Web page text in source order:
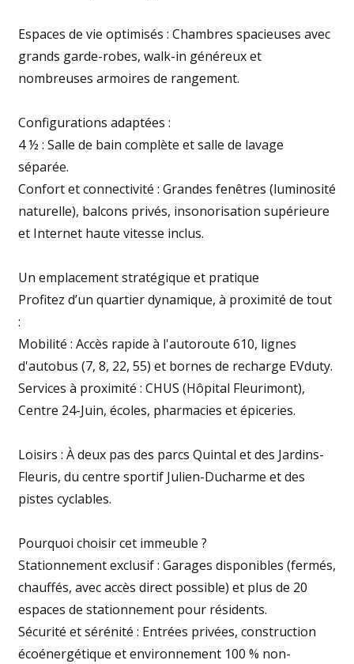
Espaces de vie optimisés : Chambres spacieuses avec
grands garde-robes, walk-in généreux et
nombreuses armoires de rangement.
Configurations adaptées :
4 ½ : Salle de bain complète et salle de lavage
séparée.
Confort et connectivité : Grandes fenêtres (luminosité
naturelle), balcons privés, insonorisation supérieure
et Internet haute vitesse inclus.
Un emplacement stratégique et pratique
Profitez d’un quartier dynamique, à proximité de tout
:
Mobilité : Accès rapide à l'autoroute 610, lignes
d'autobus (7, 8, 22, 55) et bornes de recharge EVduty.
Services à proximité : CHUS (Hôpital Fleurimont),
Centre 24-Juin, écoles, pharmacies et épiceries.
Loisirs : À deux pas des parcs Quintal et des Jardins-
Fleuris, du centre sportif Julien-Ducharme et des
pistes cyclables.
Pourquoi choisir cet immeuble ?
Stationnement exclusif : Garages disponibles (fermés,
chauffés, avec accès direct possible) et plus de 20
espaces de stationnement pour résidents.
Sécurité et sérénité : Entrées privées, construction
écoénergétique et environnement 100 % non-